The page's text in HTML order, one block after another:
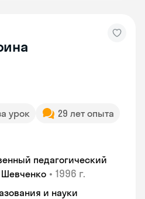
урок
29 лет опыта
педагогический
Шевченко • 1996 г.
и науки